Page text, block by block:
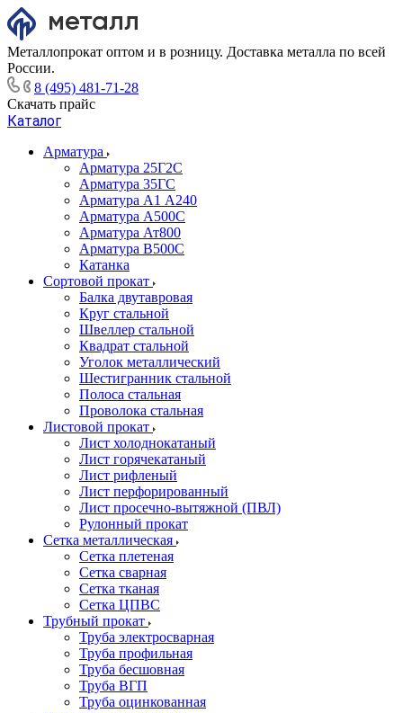
Металлопрокат оптом и в розницу. Доставка металла по всей
России.
8 (495) 481-71-28
Скачать прайс
Каталог
Арматура
Арматура 25Г2С
Арматура 35ГС
Арматура А1 А240
Арматура А500С
Арматура Ат800
Арматура В500С
Катанка
Сортовой прокат
Балка двутавровая
Круг стальной
Швеллер стальной
Квадрат стальной
Уголок металлический
Шестигранник стальной
Полоса стальная
Проволока стальная
Листовой прокат
Лист холоднокатаный
Лист горячекатаный
Лист рифленый
Лист перфорированный
Лист просечно-вытяжной (ПВЛ)
Рулонный прокат
Сетка металлическая
Сетка плетеная
Сетка сварная
Сетка тканая
Сетка ЦПВС
Трубный прокат
Труба электросварная
Труба профильная
Труба бесшовная
Труба ВГП
Труба оцинкованная